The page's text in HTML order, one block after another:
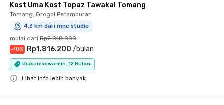
Kost Uma Kost Topaz Tawakal Tomang
Tomang, Grogol Petamburan
4.3 km dari mnc studio
mulai dari Rp2.018.000
-10% Rp1.816.200 /bulan
Diskon sewa min. 12 Bulan
Lihat info lebih banyak